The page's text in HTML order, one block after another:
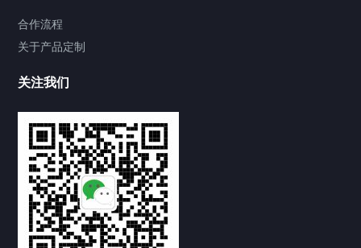
合作流程
关于产品定制
关注我们